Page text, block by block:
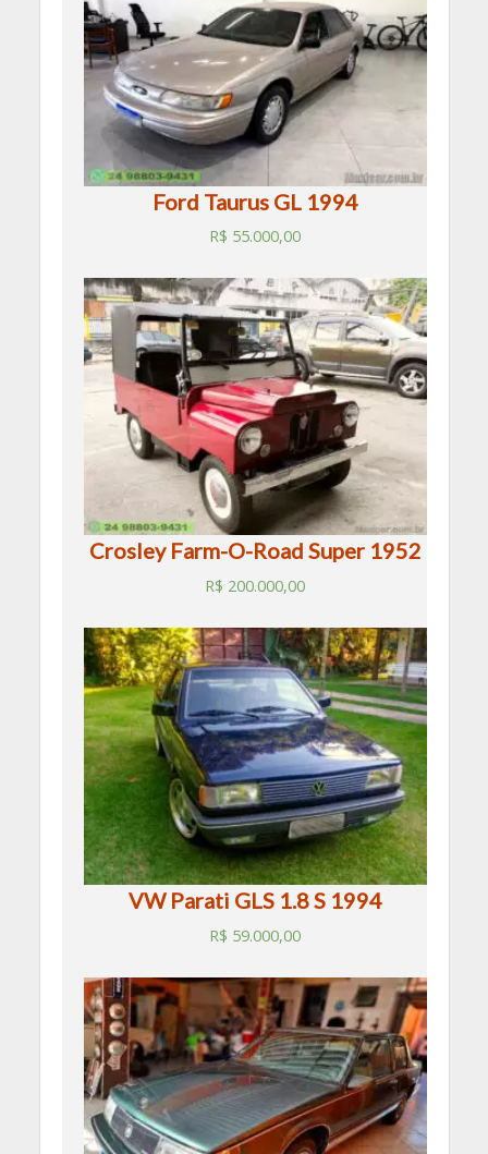
Ford Taurus GL 1994
R$ 55.000,00
Crosley Farm-O-Road Super 1952
R$ 200.000,00
VW Parati GLS 1.8 S 1994
R$ 59.000,00